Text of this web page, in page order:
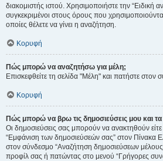
διακομιστής ιστού. Χρησιμοποιήστε την “Ειδική
συγκεκριμένοι στους όρους που
οποίες θέλετε να γίνει η αναζήτηση.
Κορυφή
Πώς μπορώ να αναζητήσω για μέλη;
Επισκεφθείτε τη σελίδα "Μέλη" και πατήστε στον
Κορυφή
Πώς μπορώ να βρω τις δημοσιεύσεις μου και τα
Οι δημοσιεύσεις σας μπορούν να ανακτηθούν
“Εμφάνιση των δημοσιεύσεών σας” στον Πίνακα
στον σύνδεσμο “Αναζήτηση δημοσιεύσεων
προφίλ σας ή πατώντας στο μενού “Γρήγορες